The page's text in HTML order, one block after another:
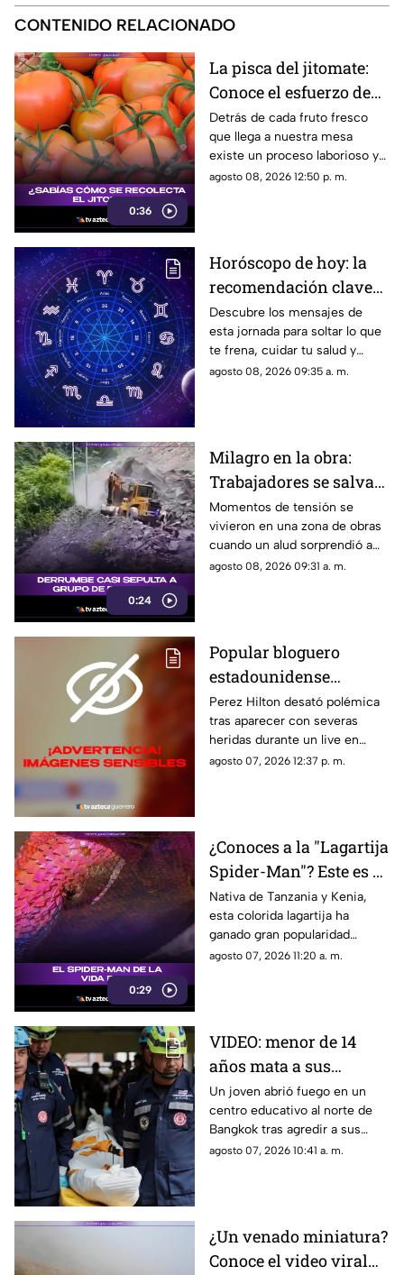
CONTENIDO RELACIONADO
0:36
La pisca del jitomate:
Conoce el esfuerzo de
los jornaleros y el
cuidado en el campo
Detrás de cada fruto fresco
que llega a nuestra mesa
existe un proceso laborioso y
tradicional conocido como la
agosto 08, 2026 12:50 p. m.
Horóscopo de hoy: la
recomendación clave
para tu signo este
sábado
Descubre los mensajes de
esta jornada para soltar lo que
te frena, cuidar tu salud y
renovar tu energía en la playa o
agosto 08, 2026 09:35 a. m.
0:24
Milagro en la obra:
Trabajadores se salvan
de milagro tras
aparatoso derrumbe de
tierra
Momentos de tensión se
vivieron en una zona de obras
cuando un alud sorprendió a
los presentes, quienes
agosto 08, 2026 09:31 a. m.
Popular bloguero
estadounidense
aparece con severas
heridas en un LIVE;
¿buscaba interacción?
Perez Hilton desató polémica
tras aparecer con severas
heridas durante un live en
TikTok. El video abrió un
agosto 07, 2026 12:37 p. m.
0:29
¿Conoces a la "Lagartija
Spider-Man"? Este es el
reptil con los colores
del superhéroe
Nativa de Tanzania y Kenia,
esta colorida lagartija ha
ganado gran popularidad
debido a su increíble parecido
agosto 07, 2026 11:20 a. m.
VIDEO: menor de 14
años mata a sus
abuelos y 5 profesores
en tiroteo
Un joven abrió fuego en un
centro educativo al norte de
Bangkok tras agredir a sus
familiares; el incidente dejó
agosto 07, 2026 10:41 a. m.
¿Un venado miniatura?
Conoce el video viral